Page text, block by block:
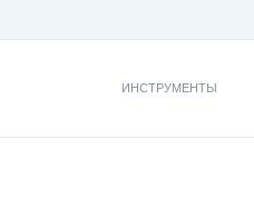
ИНСТРУМЕНТЫ